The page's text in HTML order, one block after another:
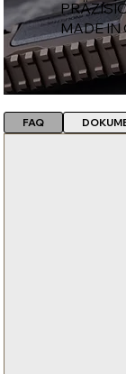
MADE IN
FAQ